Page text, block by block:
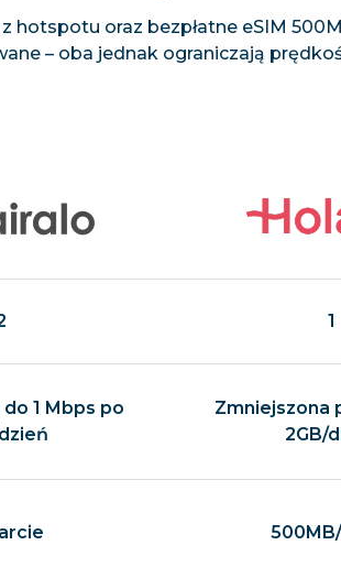
oraz bezpłatne eSIM
– oba jednak ograniczają
1
1 Mbps po
Zmniejszona
2GB/